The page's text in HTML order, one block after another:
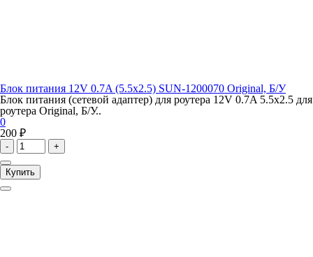
Блок питания 12V 0.7A (5.5x2.5) SUN-1200070 Original, Б/У
Блок питания (сетевой адаптер) для роутера 12V 0.7A 5.5x2.5 для
роутера Original, Б/У..
0
200 ₽
- +
Купить